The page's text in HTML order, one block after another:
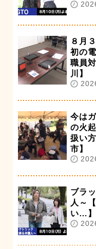
８月
初の
職員
川】
今は
の火
扱い
市】
ブラ
人～
い…